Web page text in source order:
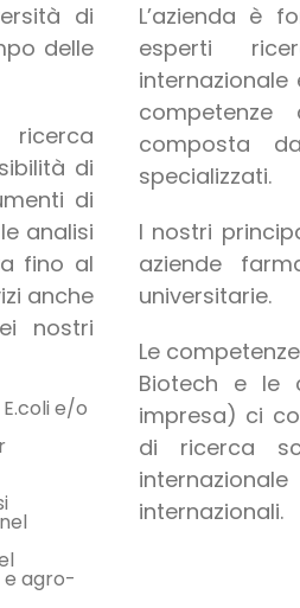
di
delle
di
di
analisi
fino al
anche
nostri
e/o
agro-
L’azienda è
esperti
composta
specializzati.
I nostri
aziende
universitarie.
Le
Biotech e le
impresa) ci
di ricerca
internazionali.